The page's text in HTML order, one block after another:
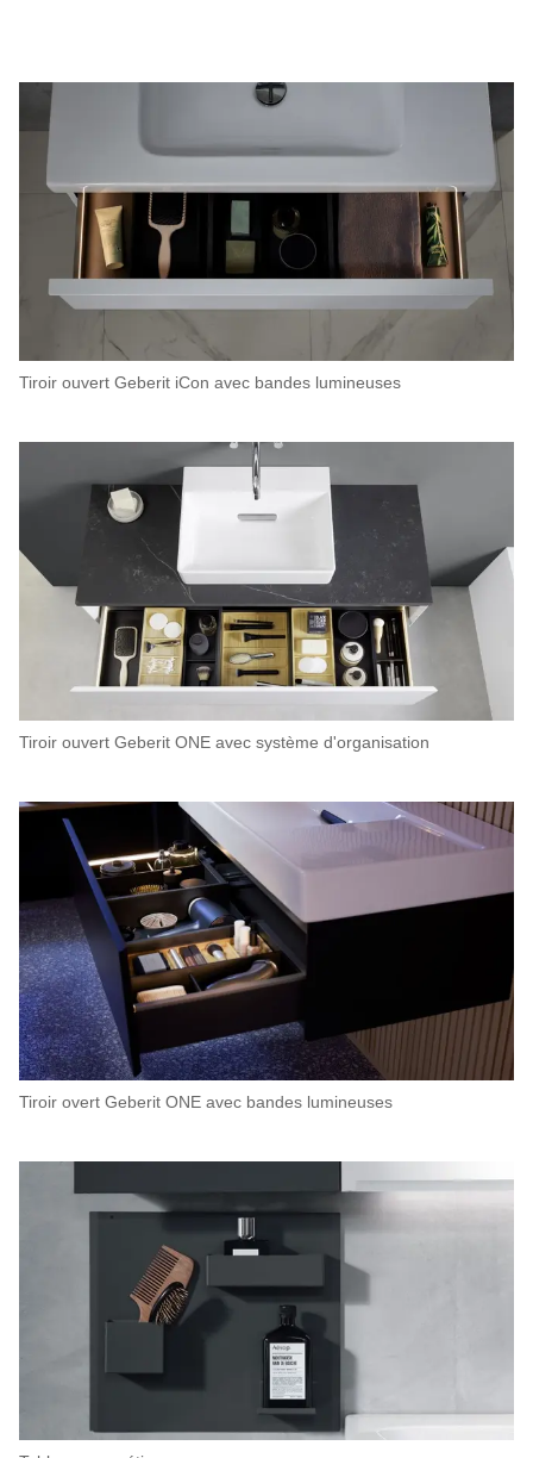
Tiroir ouvert Geberit iCon avec bandes lumineuses
Tiroir ouvert Geberit ONE avec système d'organisation
Tiroir overt Geberit ONE avec bandes lumineuses